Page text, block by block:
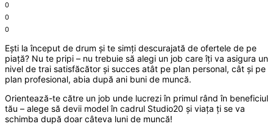
0
0
0
Ești la început de drum și te simți descurajată de ofertele de pe
piață? Nu te pripi – nu trebuie să alegi un job care îți va asigura un
nivel de trai satisfăcător și succes atât pe plan personal, cât și pe
plan profesional, abia după ani buni de muncă.
Orientează-te către un job unde lucrezi în primul rând în beneficiul
tău – alege să devii model în cadrul Studio20 și viața ți se va
schimba după doar câteva luni de muncă!